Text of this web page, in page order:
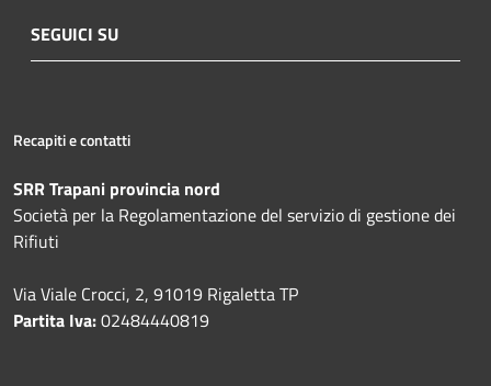
SEGUICI SU
Recapiti e contatti
SRR Trapani provincia nord
Società per la Regolamentazione del servizio di gestione dei
Rifiuti
Via Viale Crocci, 2, 91019 Rigaletta TP
Partita Iva:02484440819